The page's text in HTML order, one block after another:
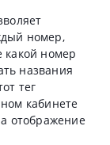
номер,
какой номер
названия
тег
кабинете
отображение